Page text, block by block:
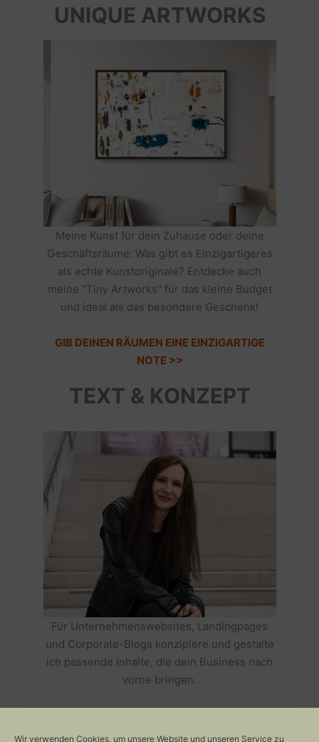
Wir verwenden Cookies, um unsere Website und unseren Service zu
UNIQUE ARTWORKS
Meine Kunst für dein Zuhause oder deine
Geschäftsräume: Was gibt es Einzigartigeres
als echte Kunstoriginale? Entdecke auch
meine "Tiny Artworks" für das kleine Budget
und ideal als das besondere Geschenk!
GIB DEINEN RÄUMEN EINE EINZIGARTIGE
NOTE >>
TEXT & KONZEPT
Für Unternehmenswebsites, Landingpages
und Corporate-Blogs konzipiere und gestalte
ich passende Inhalte, die dein Business nach
vorne bringen.
ERFOLGREICH MACHEN >>